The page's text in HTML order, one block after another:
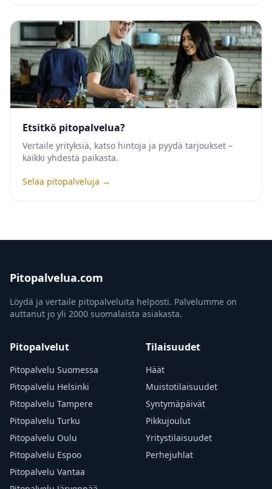
Etsitkö pitopalvelua?
Vertaile yrityksiä, katso hintoja ja pyydä tarjoukset –
kaikki yhdestä paikasta.
Selaa pitopalveluja →
Pitopalvelua.com
Löydä ja vertaile pitopalveluita helposti. Palvelumme on
auttanut jo yli 2000 suomalaista asiakasta.
Pitopalvelut
Pitopalvelu Suomessa
Pitopalvelu Helsinki
Pitopalvelu Tampere
Pitopalvelu Turku
Pitopalvelu Oulu
Pitopalvelu Espoo
Pitopalvelu Vantaa
Tilaisuudet
Häät
Muistotilaisuudet
Syntymäpäivät
Pikkujoulut
Yritystilaisuudet
Perhejuhlat